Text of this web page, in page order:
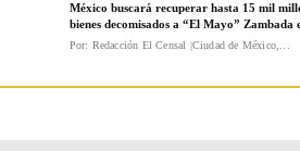
México buscará recuperar hasta 15 mil
bienes decomisados a “El Mayo” Zambada
Por: Redacción El Censal |Ciudad de México,...